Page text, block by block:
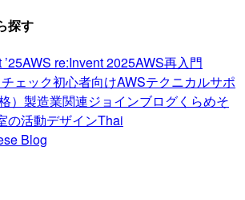
探す
AWS re:Invent 2025AWS再入門
ェック初心者向けAWSテクニカルサポ
） 製造業関連ジョインブログくらめそ
の活動デザインThai
Blog